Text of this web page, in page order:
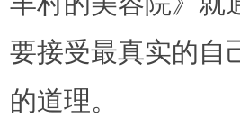
要接受最真实的自
的道理。